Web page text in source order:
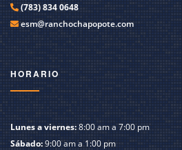
(783) 834 0648
esm@ranchochapopote.com
HORARIO
Lunes a viernes:8:00 am a 7:00 pm
Sábado:9:00 am a 1:00 pm